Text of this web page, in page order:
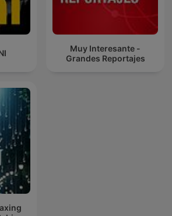
Muy Interesante -
Grandes Reportajes